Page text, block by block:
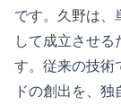
です。久野は、
して成立させる
す。従来の技術
ドの創出を、